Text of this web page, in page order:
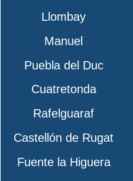
Llombay
Manuel
Puebla del Duc
Cuatretonda
Rafelguaraf
Castellón de Rugat
Fuente la Higuera